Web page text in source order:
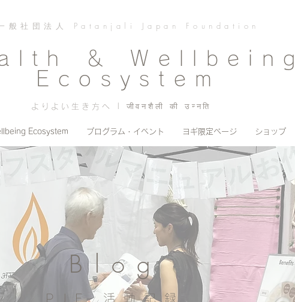
般社団法人 Patanjali Japan Foundation
＆ Wellbeing
Ecosystem
よりよい生き方へ | जीवनशैली की उन्नति
Ecosystem プログラム・イベント ヨギ限定ページ ショップ
Blog
PJF ​活動記録